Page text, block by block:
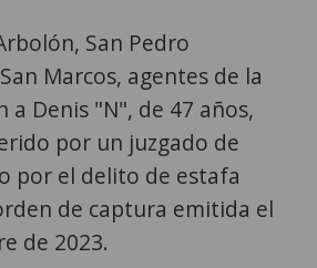
San Pedro
Marcos, agentes de la
a Denis "N", de 47 años,
por un juzgado de
por el delito de estafa
de captura emitida el
de 2023.